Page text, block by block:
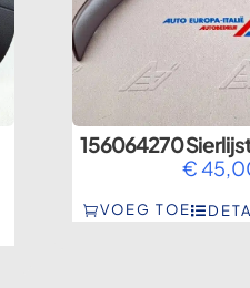
156064270
€
VOEG TOE